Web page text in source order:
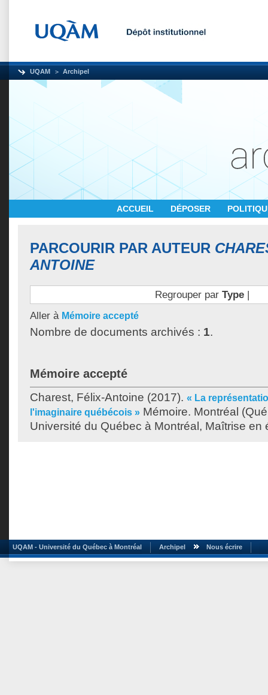
UQAM Archipel
ACCUEIL DÉPOSER
PARCOURIR PAR AUTEUR
ANTOINE
Regrouper par Type|
Aller à Mémoire accepté
Nombre de documents archivés : 1.
Mémoire accepté
Charest, Félix-Antoine (2017). « La
l'imaginaire québécois » Mémoire. Montréal
Université du Québec à Montréal, Maîtrise en
UQAM - Université du Québec à Montréal Archipel Nous écrire